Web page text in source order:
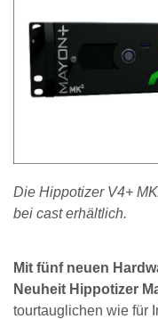
Die Hippotizer V4+
bei cast erhältlich.
Mit fünf neuen
Neuheit Hippotizer
tourtauglichen wie für